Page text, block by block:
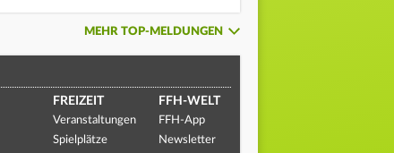
MEHR TOP-MELDUNGEN
FREIZEIT
Veranstaltungen
Spielplätze
FFH-WELT
FFH-App
Newsletter